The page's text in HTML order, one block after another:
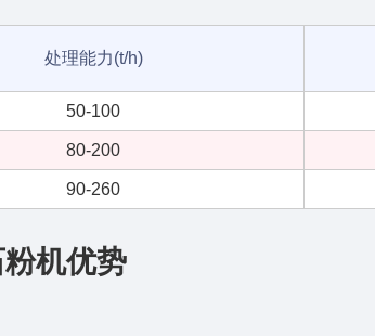
处理能力(t/h)
50-100
80-200
90-260
机优势